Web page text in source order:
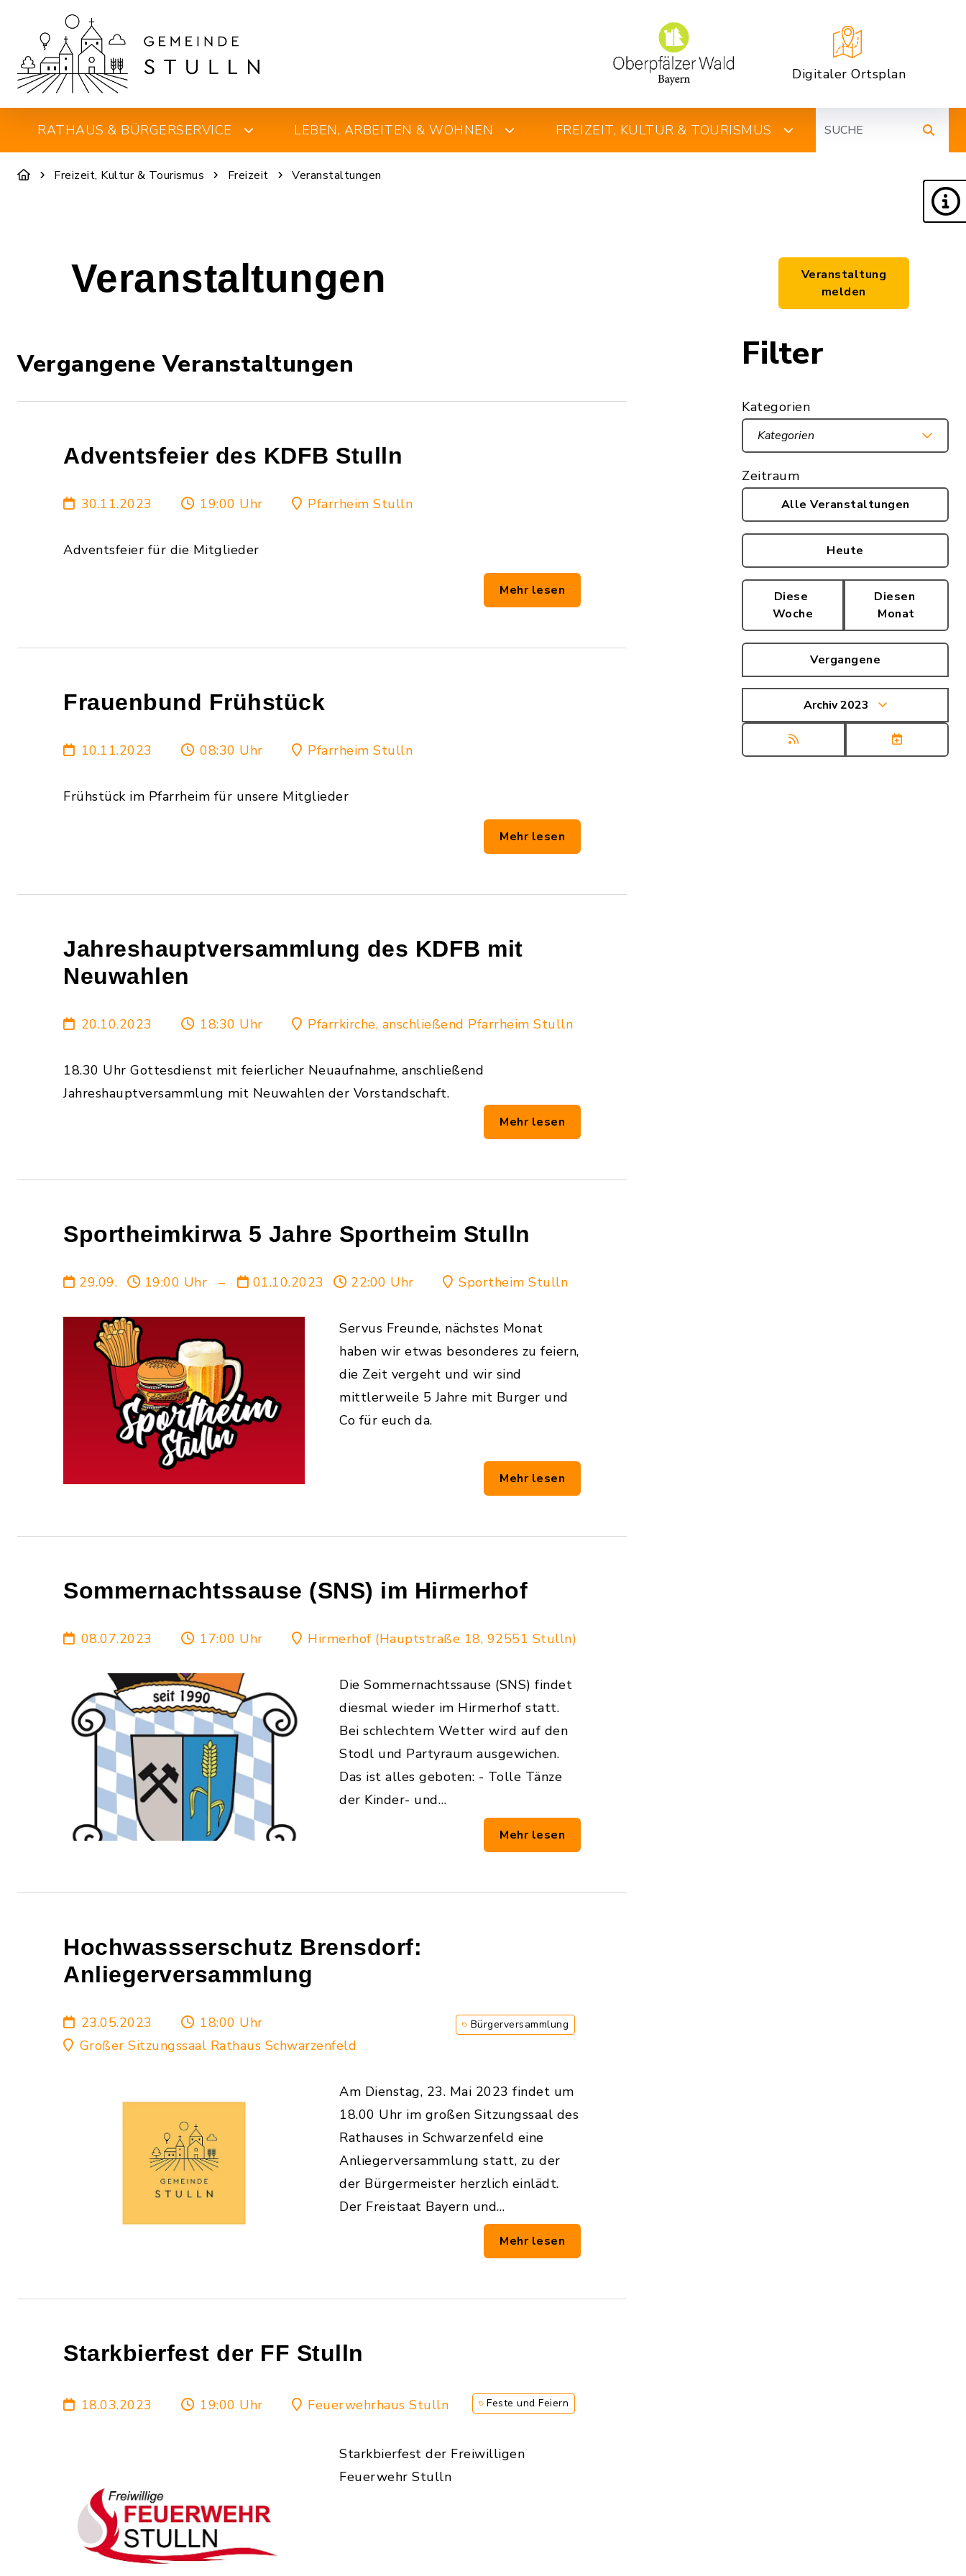
Digitaler Ortsplan
RATHAUS & BÜRGERSERVICE LEBEN, ARBEITEN & WOHNEN FREIZEIT, KULTUR & TOURISMUS
Freizeit, Kultur & Tourismus Freizeit Veranstaltungen
Veranstaltungen
Vergangene Veranstaltungen
Adventsfeier des KDFB Stulln
30.11.2023 19:00 Uhr Pfarrheim Stulln
Adventsfeier für die Mitglieder
Mehr lesen
Frauenbund Frühstück
10.11.2023 08:30 Uhr Pfarrheim Stulln
Frühstück im Pfarrheim für unsere Mitglieder
Mehr lesen
Jahreshauptversammlung des KDFB mit
Neuwahlen
20.10.2023 18:30 Uhr Pfarrkirche, anschließend Pfarrheim Stulln
18.30 Uhr Gottesdienst mit feierlicher Neuaufnahme, anschließend
Jahreshauptversammlung mit Neuwahlen der Vorstandschaft.
Mehr lesen
Sportheimkirwa 5 Jahre Sportheim Stulln
29.09. 19:00 Uhr – 01.10.2023 22:00 Uhr Sportheim Stulln
Servus Freunde, nächstes Monat
haben wir etwas besonderes zu feiern,
die Zeit vergeht und wir sind
mittlerweile 5 Jahre mit Burger und
Co für euch da.
Mehr lesen
Sommernachtssause (SNS) im Hirmerhof
08.07.2023 17:00 Uhr Hirmerhof (Hauptstraße 18, 92551 Stulln)
Die Sommernachtssause (SNS) findet
diesmal wieder im Hirmerhof statt.
Bei schlechtem Wetter wird auf den
Stodl und Partyraum ausgewichen.
Das ist alles geboten: - Tolle Tänze
der Kinder- und…
Mehr lesen
Hochwassserschutz Brensdorf:
Anliegerversammlung
23.05.2023
18:00 Uhr
Großer Sitzungssaal Rathaus Schwarzenfeld
Bürgerversammlung
Am Dienstag, 23. Mai 2023 findet um
18.00 Uhr im großen Sitzungssaal des
Rathauses in Schwarzenfeld eine
Anliegerversammlung statt, zu der
der Bürgermeister herzlich einlädt.
Der Freistaat Bayern und…
Mehr lesen
Starkbierfest der FF Stulln
18.03.2023 19:00 Uhr Feuerwehrhaus Stulln Feste und Feiern
Starkbierfest der Freiwilligen
Feuerwehr Stulln
Veranstaltung
melden
Filter
Kategorien
Kategorien
Zeitraum
Alle Veranstaltungen
Heute
Diese
Woche
Diesen
Monat
Vergangene
Archiv 2023